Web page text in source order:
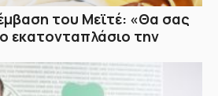
του Μεϊτέ: «Θα σας
την